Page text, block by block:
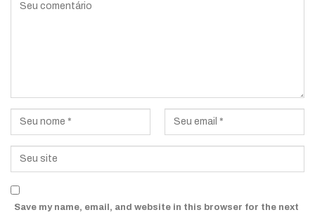
Save my name, email, and website in this browser for the next